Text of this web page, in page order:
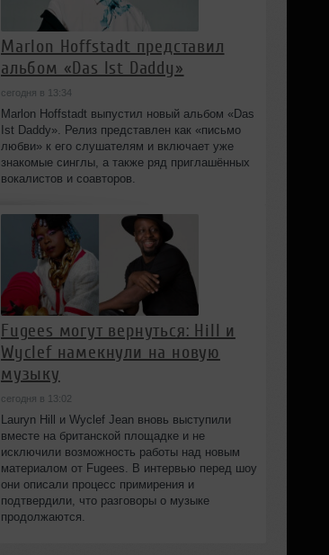
Marlon Hoffstadt представил
альбом «Das Ist Daddy»
сегодня в 13:34
Marlon Hoffstadt выпустил новый альбом «Das
Ist Daddy». Релиз представлен как «письмо
любви» к его слушателям и включает уже
знакомые синглы, а также ряд приглашённых
вокалистов и соавторов.
Fugees могут вернуться: Hill и
Wyclef намекнули на новую
музыку
сегодня в 13:02
Lauryn Hill и Wyclef Jean вновь выступили
вместе на британской площадке и не
исключили возможность работы над новым
материалом от Fugees. В интервью перед шоу
они описали процесс примирения и
подтвердили, что разговоры о музыке
продолжаются.